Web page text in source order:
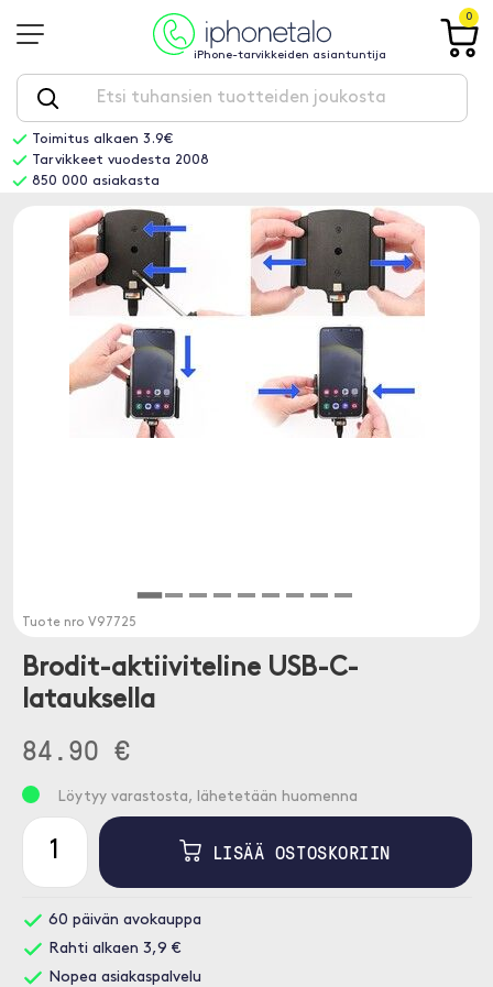
iPhone-tarvikkeiden asiantuntija
0
Toimitus alkaen 3.9€
Tarvikkeet vuodesta 2008
850 000 asiakasta
Tuote nro V97725
Brodit-aktiiviteline USB-C-
latauksella
84.90 €
Löytyy varastosta, lähetetään huomenna
LISÄÄ OSTOSKORIIN
60 päivän avokauppa
Rahti alkaen 3,9 €
Nopea asiakaspalvelu